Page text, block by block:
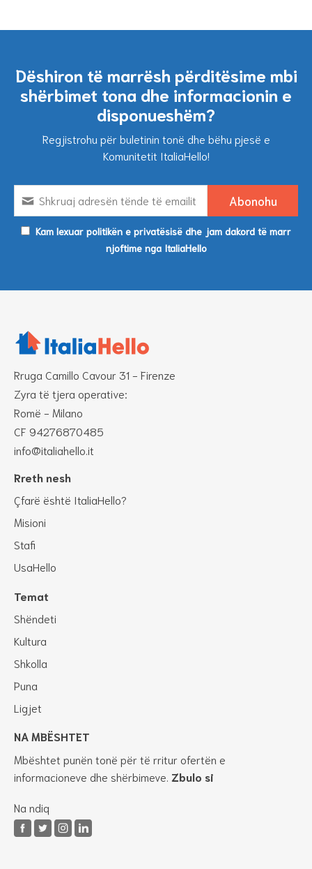
Dëshiron të marrësh përditësime mbi
shërbimet tona dhe informacionin e
disponueshëm?
Regjistrohu për buletinin tonë dhe bëhu pjesë e
Komunitetit ItaliaHello!
Kam lexuar politikën e privatësisë dhe jam dakord të marr
njoftime nga ItaliaHello
Rruga Camillo Cavour 31 - Firenze
Zyra të tjera operative:
Romë - Milano
CF 94276870485
info@italiahello.it
Rreth nesh
Çfarë është ItaliaHello?
Misioni
Stafi
UsaHello
Temat
Shëndeti
Kultura
Shkolla
Puna
Ligjet
NA MBËSHTET
Mbështet punën tonë për të rritur ofertën e
informacioneve dhe shërbimeve. Zbulo si
Na ndiq